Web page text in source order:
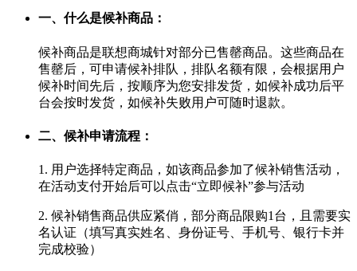
一、什么是候补商品：
候补商品是联想商城针对部分已售罄商品。这些商品在
售罄后，可申请候补排队，排队名额有限，会根据用户
候补时间先后，按顺序为您安排发货，如候补成功后平
台会按时发货，如候补失败用户可随时退款。
二、候补申请流程：
1. 用户选择特定商品，如该商品参加了候补销售活动，
在活动支付开始后可以点击“立即候补”参与活动
2. 候补销售商品供应紧俏，部分商品限购1台，且需要实
名认证（填写真实姓名、身份证号、手机号、银行卡并
完成校验）